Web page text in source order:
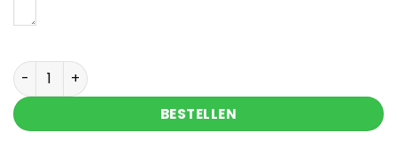
Gelukszakje met 3 rode tulp zeepjes in organza
BESTELLEN